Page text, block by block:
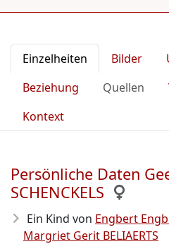
Einzelheiten Bilder
Beziehung
Quellen
Kontext
Persönliche Daten
SCHENCKELS
Ein Kind von Engbert
Margriet Gerit BELIAERTS